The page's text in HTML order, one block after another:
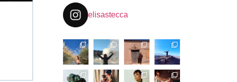
elisastecca